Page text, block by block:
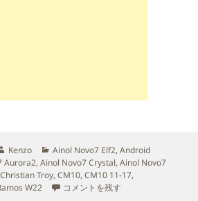
作
成
者
Kenzo
カ
テ
ゴ
リ
Ainol Novo7 Elf2,Android
Aurora2,Ainol Novo7 Crystal,Ainol Novo7
Christian Troy,CM10,CM10 11-17,
W22 Ainol Novo7 Elf2/Aurora2/Crystal
コメントを残す